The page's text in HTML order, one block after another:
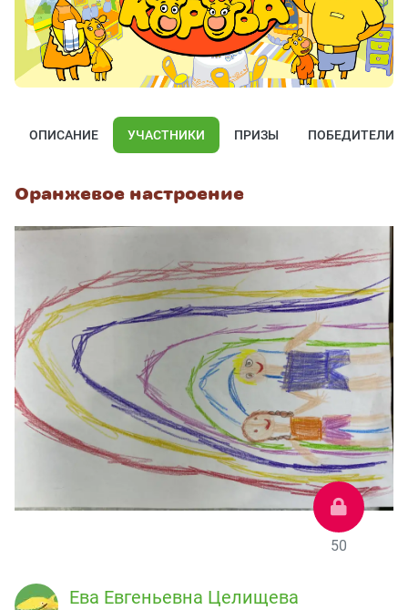
ОПИСАНИЕ УЧАСТНИКИ ПРИЗЫ ПОБЕДИТЕЛИ
Оранжевое настроение
50
Ева Евгеньевна Целищева